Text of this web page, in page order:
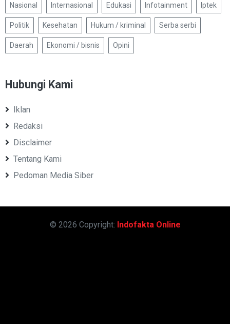
Nasional Internasional Edukasi Infotainment Iptek
Politik Kesehatan Hukum / kriminal Serba serbi
Daerah Ekonomi / bisnis Opini
Hubungi Kami
Iklan
Redaksi
Disclaimer
Tentang Kami
Pedoman Media Siber
© 2026 Copyright: Indofakta Online